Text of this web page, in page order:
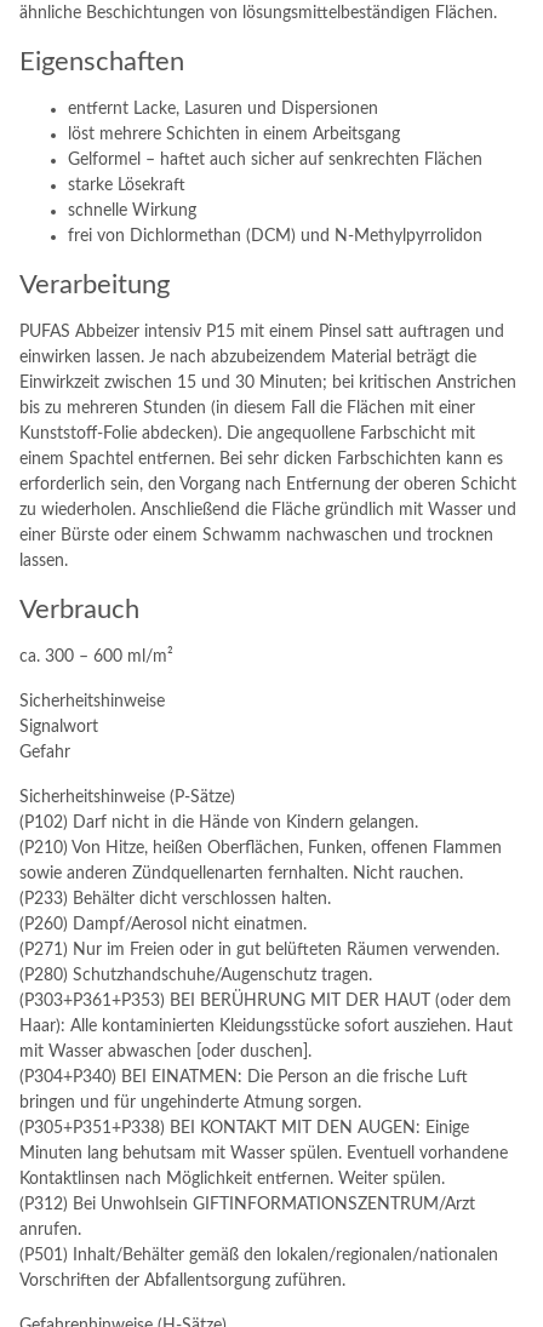
ähnliche Beschichtungen von lösungsmittelbeständigen Flächen.
Eigenschaften
entfernt Lacke, Lasuren und Dispersionen
löst mehrere Schichten in einem Arbeitsgang
Gelformel – haftet auch sicher auf senkrechten Flächen
starke Lösekraft
schnelle Wirkung
frei von Dichlormethan (DCM) und N-Methylpyrrolidon
Verarbeitung
PUFAS Abbeizer intensiv P15 mit einem Pinsel satt auftragen und
einwirken lassen. Je nach abzubeizendem Material beträgt die
Einwirkzeit zwischen 15 und 30 Minuten; bei kritischen Anstrichen
bis zu mehreren Stunden (in diesem Fall die Flächen mit einer
Kunststoff-Folie abdecken). Die angequollene Farbschicht mit
einem Spachtel entfernen. Bei sehr dicken Farbschichten kann es
erforderlich sein, den Vorgang nach Entfernung der oberen Schicht
zu wiederholen. Anschließend die Fläche gründlich mit Wasser und
einer Bürste oder einem Schwamm nachwaschen und trocknen
lassen.
Verbrauch
ca. 300 – 600 ml/m²
Sicherheitshinweise
Signalwort
Gefahr
Sicherheitshinweise (P-Sätze)
(P102) Darf nicht in die Hände von Kindern gelangen.
(P210) Von Hitze, heißen Oberflächen, Funken, offenen Flammen
sowie anderen Zündquellenarten fernhalten. Nicht rauchen.
(P233) Behälter dicht verschlossen halten.
(P260) Dampf/Aerosol nicht einatmen.
(P271) Nur im Freien oder in gut belüfteten Räumen verwenden.
(P280) Schutzhandschuhe/Augenschutz tragen.
(P303+P361+P353) BEI BERÜHRUNG MIT DER HAUT (oder dem
Haar): Alle kontaminierten Kleidungsstücke sofort ausziehen. Haut
mit Wasser abwaschen [oder duschen].
(P304+P340) BEI EINATMEN: Die Person an die frische Luft
bringen und für ungehinderte Atmung sorgen.
(P305+P351+P338) BEI KONTAKT MIT DEN AUGEN: Einige
Minuten lang behutsam mit Wasser spülen. Eventuell vorhandene
Kontaktlinsen nach Möglichkeit entfernen. Weiter spülen.
(P312) Bei Unwohlsein GIFTINFORMATIONSZENTRUM/Arzt
anrufen.
(P501) Inhalt/Behälter gemäß den lokalen/regionalen/nationalen
Vorschriften der Abfallentsorgung zuführen.